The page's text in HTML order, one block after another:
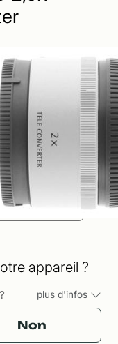
appareil ?
plus d'infos
Non